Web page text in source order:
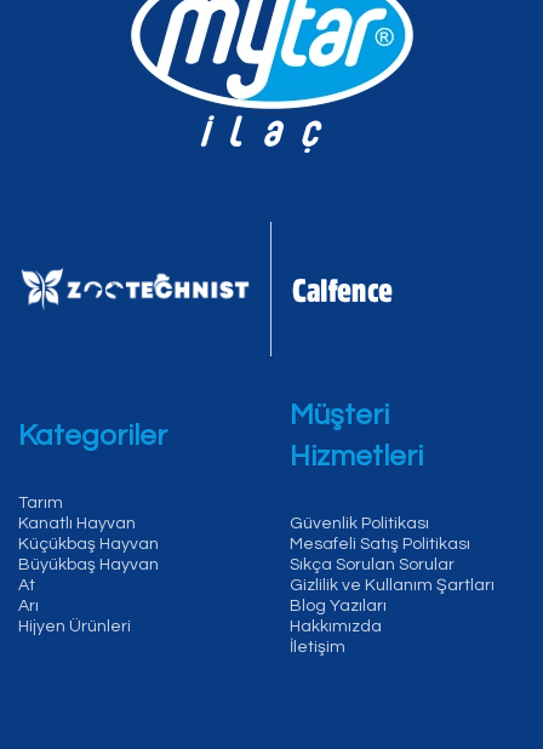
Kategoriler
Tarım
Kanatlı Hayvan
Küçükbaş Hayvan
Büyükbaş Hayvan
At
Arı
Hijyen Ürünleri
Müşteri
Hizmetleri
Güvenlik Politikası
Mesafeli Satış Politikası
Sıkça Sorulan Sorular
Gizlilik ve Kullanım Şartları
Blog Yazıları
Hakkımızda
İletişim